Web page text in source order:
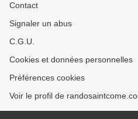
Contact
Signaler un abus
C.G.U.
Cookies et données personnelles
Préférences cookies
Voir le profil de